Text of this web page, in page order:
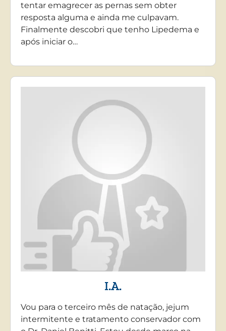
tentar emagrecer as pernas sem obter
resposta alguma e ainda me culpavam.
Finalmente descobri que tenho Lipedema e
após iniciar o…
I.A.
Vou para o terceiro mês de natação, jejum
intermitente e tratamento conservador com